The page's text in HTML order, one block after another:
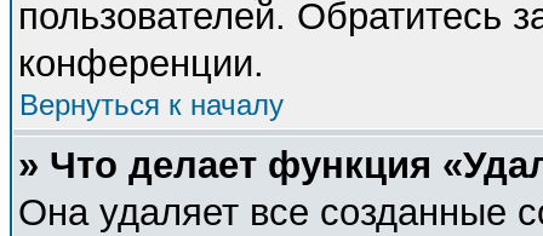
пользователей. Обратитесь
конференции.
Вернуться к началу
» Что делает функция
Она удаляет все созданные